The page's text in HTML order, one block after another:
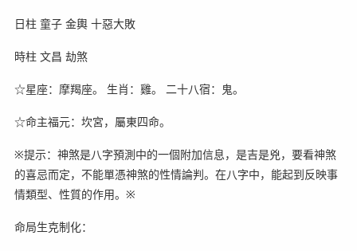
日柱 童子 金輿 十惡大敗
時柱 文昌 劫煞
☆星座：摩羯座。 生肖：雞。 二十八宿：鬼。
☆命主福元：坎宮，屬東四命。
※提示：神煞是八字預測中的一個附加信息，是吉是兇，要看神煞
的喜忌而定，不能單憑神煞的性情論判。在八字中，能起到反映事
情類型、性質的作用。※
命局生克制化：